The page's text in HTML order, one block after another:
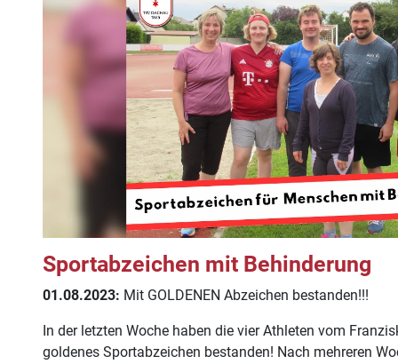
Sportabzeichen mit Behinderung
01.08.2023: Mit GOLDENEN Abzeichen bestanden!!!
In der letzten Woche haben die vier Athleten vom
goldenes Sportabzeichen bestanden! Nach mehreren